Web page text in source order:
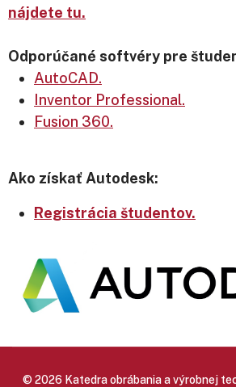
nájdete tu.
Odporúčané softvéry pre
AutoCAD.
Inventor Professional.
Fusion 360.
Ako získať Autodesk:
Registrácia študentov.
© 2026 Katedra obrábania a výrobnej